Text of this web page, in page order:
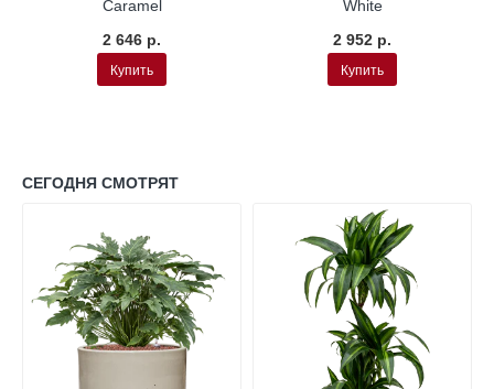
Caramel
2 646 р.
Купить
White
2 952 р.
Купить
СЕГОДНЯ СМОТРЯТ